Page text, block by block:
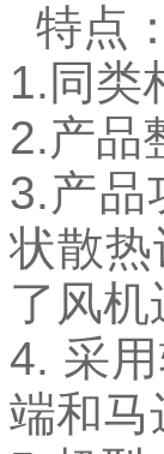
特点
1.同类
2.产品
3.产品
状散
了风
4. 采
端和马